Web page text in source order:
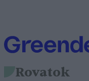
Rovatok